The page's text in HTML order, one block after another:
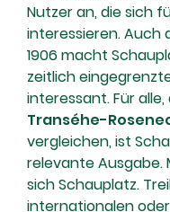
Nutzer an, die sich
interessieren.
1906 macht
zeitlich
interessant. Für
Transéhe-
vergleichen, ist
relevante Ausgabe.
sich Schauplatz.
internationalen